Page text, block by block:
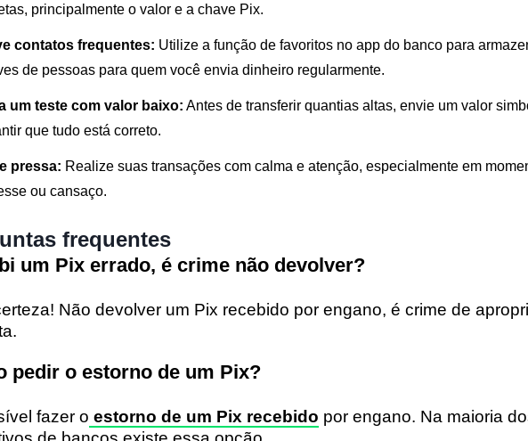
principalmente o valor e a chave Pix.
contatos frequentes: Utilize a função de favoritos no app do banco para
de pessoas para quem você envia dinheiro regularmente.
um teste com valor baixo: Antes de transferir quantias altas, envie um valor
que tudo está correto.
pressa: Realize suas transações com calma e atenção, especialmente em
ou cansaço.
frequentes
um Pix errado, é crime não devolver?
Não devolver um Pix recebido por engano, é crime de
pedir o estorno de um Pix?
fazer o estorno de um Pix recebido por engano. Na maioria